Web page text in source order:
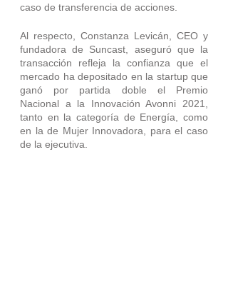
caso de transferencia de acciones.
Al respecto, Constanza Levicán, CEO y
fundadora de Suncast, aseguró que la
transacción refleja la confianza que el
mercado ha depositado en la startup que
ganó por partida doble el Premio
Nacional a la Innovación Avonni 2021,
tanto en la categoría de Energía, como
en la de Mujer Innovadora, para el caso
de la ejecutiva.